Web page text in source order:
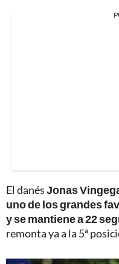
El danésJonas
uno de los grandes
y se mantiene a 22
remonta ya a la 5ª